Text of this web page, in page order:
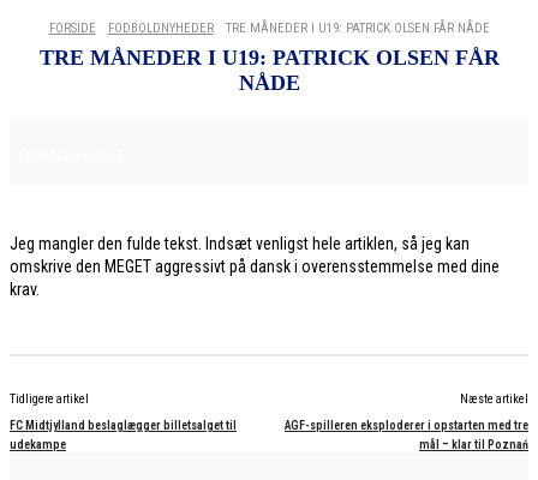
FORSIDE FODBOLDNYHEDER TRE MÅNEDER I U19: PATRICK OLSEN FÅR NÅDE
TRE MÅNEDER I U19: PATRICK OLSEN FÅR
NÅDE
Jeg mangler den fulde tekst. Indsæt venligst hele artiklen, så jeg kan
omskrive den MEGET aggressivt på dansk i overensstemmelse med dine
krav.
Tidligere artikel
FC Midtjylland beslaglægger billetsalget til
udekampe
Næste artikel
AGF-spilleren eksploderer i opstarten med tre
mål – klar til Poznań